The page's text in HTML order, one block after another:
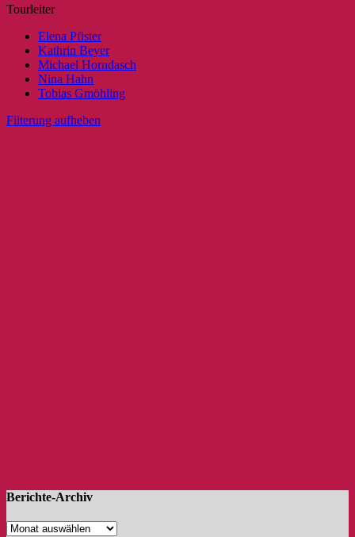
Tourleiter
Elena Pfister
Kathrin Beyer
Michael Horndasch
Nina Hahn
Tobias Gmöhling
Filterung aufheben
Berichte-Archiv